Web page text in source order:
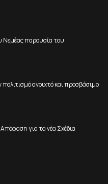
Νεμέας παρουσία του
ανοιχτό και προσβάσιμο
για τα νέα Σχέδια